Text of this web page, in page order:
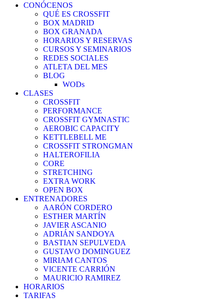
CONÓCENOS
QUÉ ES CROSSFIT
BOX MADRID
BOX GRANADA
HORARIOS Y RESERVAS
CURSOS Y SEMINARIOS
REDES SOCIALES
ATLETA DEL MES
BLOG
WODs
CLASES
CROSSFIT
PERFORMANCE
CROSSFIT GYMNASTIC
AEROBIC CAPACITY
KETTLEBELL ME
CROSSFIT STRONGMAN
HALTEROFILIA
CORE
STRETCHING
EXTRA WORK
OPEN BOX
ENTRENADORES
AARÓN CORDERO
ESTHER MARTÍN
JAVIER ASCANIO
ADRIÁN SANDOYA
BASTIAN SEPULVEDA
GUSTAVO DOMINGUEZ
MIRIAM CANTOS
VICENTE CARRIÓN
MAURICIO RAMIREZ
HORARIOS
TARIFAS